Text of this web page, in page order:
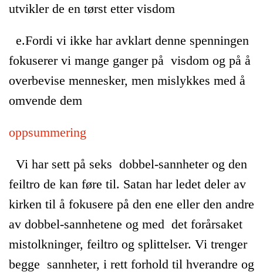
utvikler de en tørst etter visdom
e.Fordi vi ikke har avklart denne spenningen
fokuserer vi mange ganger på visdom og på å
overbevise mennesker, men mislykkes med å
omvende dem
oppsummering
Vi har sett på seks dobbel-sannheter og den
feiltro de kan føre til. Satan har ledet deler av
kirken til å fokusere på den ene eller den andre
av dobbel-sannhetene og med det forårsaket
mistolkninger, feiltro og splittelser. Vi trenger
begge sannheter, i rett forhold til hverandre og